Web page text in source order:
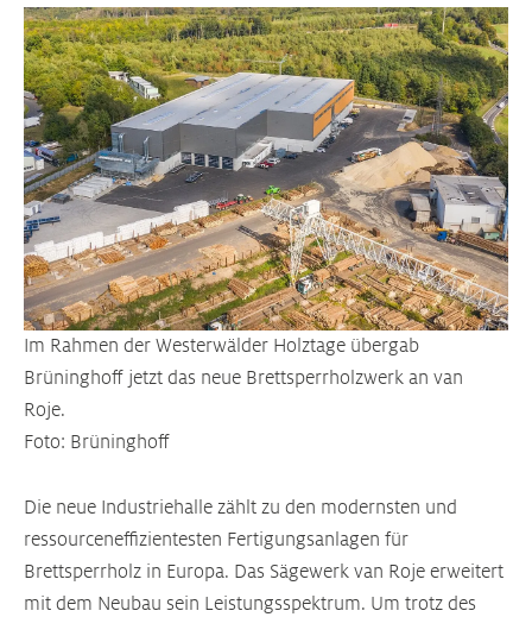
Im Rahmen der Westerwälder Holztage übergab
Brüninghoff jetzt das neue Brettsperrholzwerk an van
Roje.
Foto: Brüninghoff
Die neue Industriehalle zählt zu den modernsten und
ressourceneffizientesten Fertigungsanlagen für
Brettsperrholz in Europa. Das Sägewerk van Roje erweitert
mit dem Neubau sein Leistungsspektrum. Um trotz des